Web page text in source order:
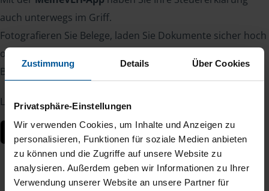
Zustimmung Details Über Cookies
Privatsphäre-Einstellungen
Wir verwenden Cookies, um Inhalte und Anzeigen zu
personalisieren, Funktionen für soziale Medien anbieten
zu können und die Zugriffe auf unsere Website zu
analysieren. Außerdem geben wir Informationen zu Ihrer
Verwendung unserer Website an unsere Partner für
auch unterwegs im Griff.
Fotografieren Sie Belege, laden Sie Dokumente sicher hoch
oder lesen Sie Nachrichten von Ihrer Beraterin oder Ihrem
Berater – jederzeit und von überall.
Laden Sie die App kostenlos herunter: